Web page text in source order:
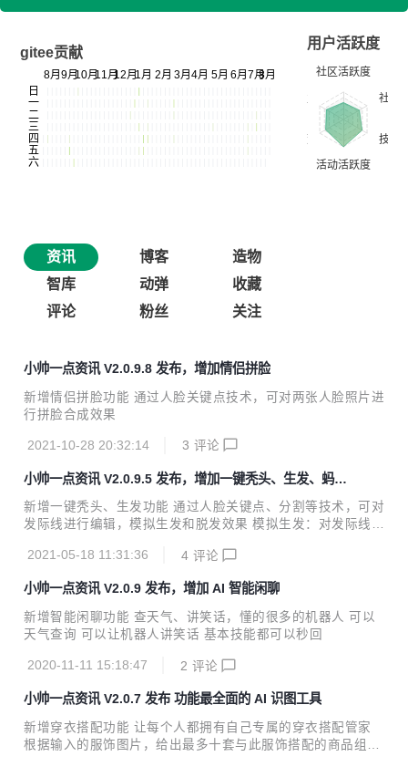
gitee贡献
用户活跃度
资讯 博客
造物
智库
动弹
收藏
评论
粉丝 关注
小帅一点资讯 V2.0.9.8 发布，增加情侣拼脸
新增情侣拼脸功能 通过人脸关键点技术，可对两张人脸照片进
行拼脸合成效果
2021-10-28 20:32:14 3 评论
小帅一点资讯 V2.0.9.5 发布，增加一键秃头、生发、蚂蚁
呀嘿、虚拟主播
新增一键秃头、生发功能 通过人脸关键点、分割等技术，可对
发际线进行编辑，模拟生发和脱发效果 模拟生发：对发际线进
作，模拟脱发效果 新增人脸驱动(蚂蚁呀嘿)、虚拟主播功能
可用视频中人物的表情驱动静态照片，生成视频，让静态的照
片变得鲜活生动，可用于制作各种趣味视频及个性表情包 表情
迁移：将视频中的人脸表情迁移至静态照片中 唇形迁移：将视
仅需文字输入，即可快速生成虚拟主播播报视频，口型适配度
2021-05-18 11:31:36 4 评论
小帅一点资讯 V2.0.9 发布，增加 AI 智能闲聊
新增智能闲聊功能 查天气、讲笑话，懂的很多的机器人 可以
天气查询 可以让机器人讲笑话 基本技能都可以秒回
2020-11-11 15:18:47 2 评论
小帅一点资讯 V2.0.7 发布 功能最全面的 AI 识图工具
新增穿衣搭配功能 让每个人都拥有自己专属的穿衣搭配管家
根据输入的服饰图片，给出最多十套与此服饰搭配的商品组合